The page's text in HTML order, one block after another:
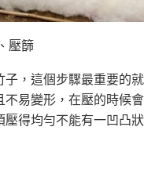
壓篩
⼦，這個步驟最重要的就
不易變形，在壓的時候會
壓得均勻不能有⼀凹凸狀